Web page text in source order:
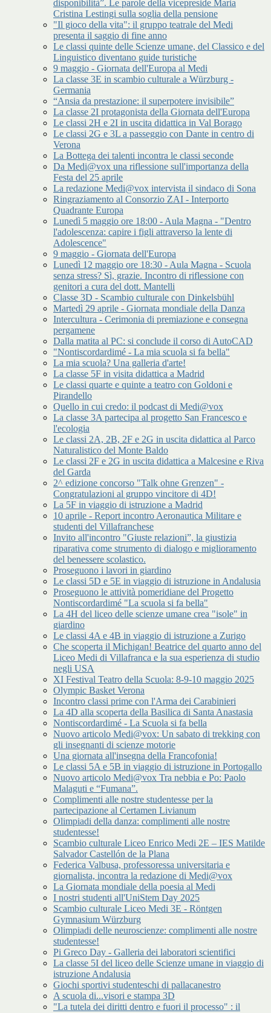
disponibilità”. Le parole della vicepreside Maria
Cristina Lestingi sulla soglia della pensione
"Il gioco della vita": il gruppo teatrale del Medi
presenta il saggio di fine anno
Le classi quinte delle Scienze umane, del Classico e del
Linguistico diventano guide turistiche
9 maggio - Giornata dell'Europa al Medi
La classe 3E in scambio culturale a Würzburg -
Germania
“Ansia da prestazione: il superpotere invisibile”
La classe 2I protagonista della Giornata dell'Europa
Le classi 2H e 2I in uscita didattica in Val Borago
Le classi 2G e 3L a passeggio con Dante in centro di
Verona
La Bottega dei talenti incontra le classi seconde
Da Medi@vox una riflessione sull'importanza della
Festa del 25 aprile
La redazione Medi@vox intervista il sindaco di Sona
Ringraziamento al Consorzio ZAI - Interporto
Quadrante Europa
Lunedì 5 maggio ore 18:00 - Aula Magna - "Dentro
l'adolescenza: capire i figli attraverso la lente di
Adolescence"
9 maggio - Giornata dell'Europa
Lunedì 12 maggio ore 18:30 - Aula Magna - Scuola
senza stress? Sì, grazie. Incontro di riflessione con
genitori a cura del dott. Mantelli
Classe 3D - Scambio culturale con Dinkelsbühl
Martedì 29 aprile - Giornata mondiale della Danza
Intercultura - Cerimonia di premiazione e consegna
pergamene
Dalla matita al PC: si conclude il corso di AutoCAD
"Nontiscordardimé - La mia scuola si fa bella"
La mia scuola? Una galleria d'arte!
La classe 5F in visita didattica a Madrid
Le classi quarte e quinte a teatro con Goldoni e
Pirandello
Quello in cui credo: il podcast di Medi@vox
La classe 3A partecipa al progetto San Francesco e
l'ecologia
Le classi 2A, 2B, 2F e 2G in uscita didattica al Parco
Naturalistico del Monte Baldo
Le classi 2F e 2G in uscita didattica a Malcesine e Riva
del Garda
2^ edizione concorso "Talk ohne Grenzen" -
Congratulazioni al gruppo vincitore di 4D!
La 5F in viaggio di istruzione a Madrid
10 aprile - Report incontro Aeronautica Militare e
studenti del Villafranchese
Invito all'incontro "Giuste relazioni”, la giustizia
riparativa come strumento di dialogo e miglioramento
del benessere scolastico.
Proseguono i lavori in giardino
Le classi 5D e 5E in viaggio di istruzione in Andalusia
Proseguono le attività pomeridiane del Progetto
Nontiscordardimé "La scuola si fa bella"
La 4H del liceo delle scienze umane crea "isole" in
giardino
Le classi 4A e 4B in viaggio di istruzione a Zurigo
Che scoperta il Michigan! Beatrice del quarto anno del
Liceo Medi di Villafranca e la sua esperienza di studio
negli USA
XI Festival Teatro della Scuola: 8-9-10 maggio 2025
Olympic Basket Verona
Incontro classi prime con l'Arma dei Carabinieri
La 4D alla scoperta della Basilica di Santa Anastasia
Nontiscordardimé - La Scuola si fa bella
Nuovo articolo Medi@vox: Un sabato di trekking con
gli insegnanti di scienze motorie
Una giornata all'insegna della Francofonia!
Le classi 5A e 5B in viaggio di istruzione in Portogallo
Nuovo articolo Medi@vox Tra nebbia e Po: Paolo
Malaguti e “Fumana”.
Complimenti alle nostre studentesse per la
partecipazione al Certamen Livianum
Olimpiadi della danza: complimenti alle nostre
studentesse!
Scambio culturale Liceo Enrico Medi 2E – IES Matilde
Salvador Castellón de la Plana
Federica Valbusa, professoressa universitaria e
giornalista, incontra la redazione di Medi@vox
La Giornata mondiale della poesia al Medi
I nostri studenti all'UniStem Day 2025
Scambio culturale Liceo Medi 3E - Röntgen
Gymnasium Würzburg
Olimpiadi delle neuroscienze: complimenti alle nostre
studentesse!
Pi Greco Day - Galleria dei laboratori scientifici
La classe 5I del liceo delle Scienze umane in viaggio di
istruzione Andalusia
Giochi sportivi studenteschi di pallacanestro
A scuola di...visori e stampa 3D
"La tutela dei diritti dentro e fuori il processo" : il